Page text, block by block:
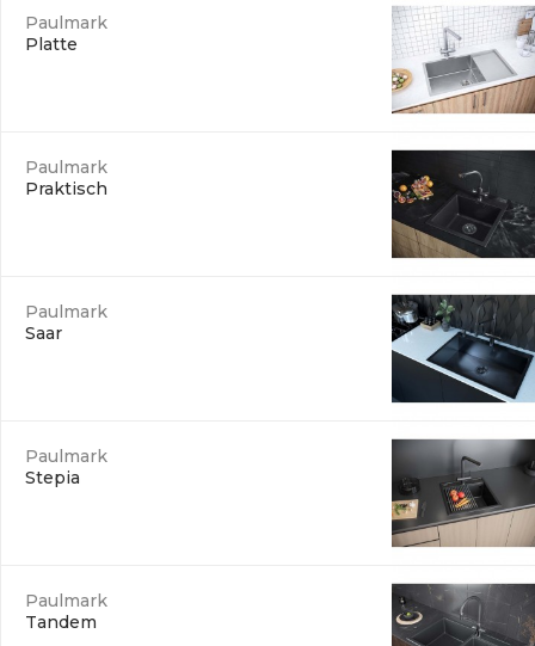
Paulmark
Platte
Paulmark
Praktisch
Paulmark
Saar
Paulmark
Stepia
Paulmark
Tandem